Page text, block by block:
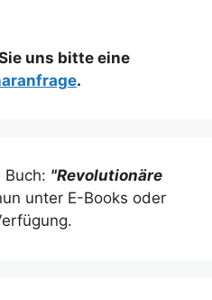
uns bitte eine
.
Buch: "Revolutionäre
unter E-Books oder